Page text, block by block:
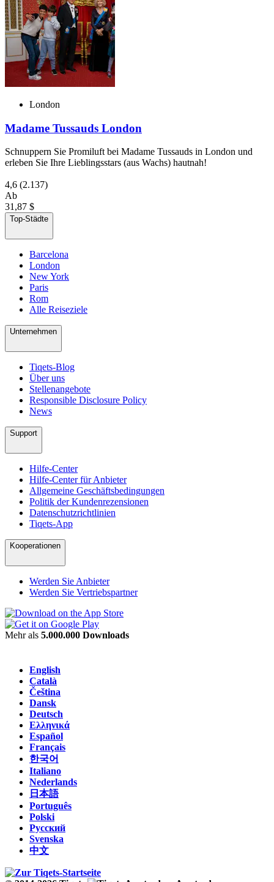
London
Madame Tussauds London
Schnuppern Sie Promiluft bei Madame Tussauds in London und
erleben Sie Ihre Lieblingsstars (aus Wachs) hautnah!
4,6 (2.137)
Ab
31,87 $
Top-Städte
Barcelona
London
New York
Paris
Rom
Alle Reiseziele
Unternehmen
Tiqets-Blog
Über uns
Stellenangebote
Responsible Disclosure Policy
News
Support
Hilfe-Center
Hilfe-Center für Anbieter
Allgemeine Geschäftsbedingungen
Politik der Kundenrezensionen
Datenschutzrichtlinien
Tiqets-App
Kooperationen
Werden Sie Anbieter
Werden Sie Vertriebspartner
Mehr als 5.000.000 Downloads
English
Català
Čeština
Dansk
Deutsch
Ελληνικά
Español
Français
한국어
Italiano
Nederlands
日本語
Português
Polski
Русский
Svenska
中文